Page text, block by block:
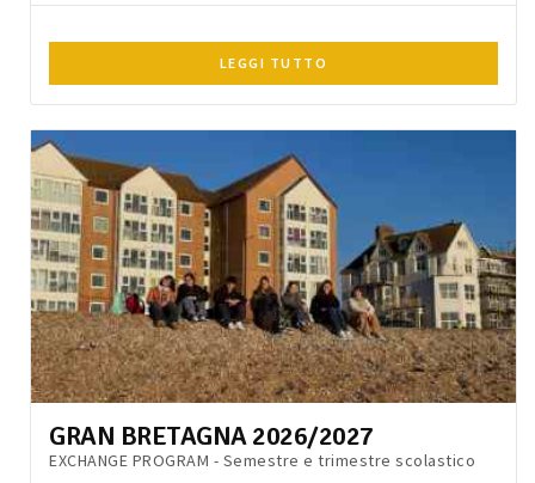
LEGGI TUTTO
GRAN BRETAGNA 2026/2027
EXCHANGE PROGRAM - Semestre e trimestre scolastico